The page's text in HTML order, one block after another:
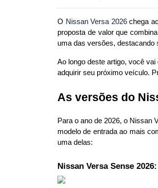
O Nissan Versa 2026 chega
proposta de valor que
uma das versões, destacando
Ao longo deste artigo, você
adquirir seu próximo veículo.
As versões do
Para o ano de 2026, o Nissan
modelo de entrada ao mais
uma delas:
Nissan Versa Sense